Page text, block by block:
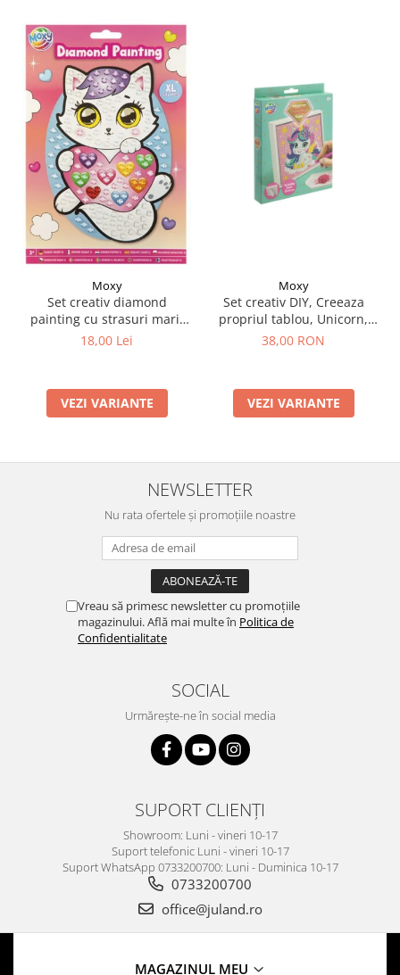
Moxy
Set creativ diamond
painting cu strasuri mari,
A5
18,00 Lei
VEZI VARIANTE
Moxy
Set creativ DIY, Creeaza
propriul tablou, Unicorn,
Moxy
38,00 RON
VEZI VARIANTE
NEWSLETTER
Nu rata ofertele și promoțiile noastre
Vreau să primesc newsletter cu promoțiile
magazinului. Află mai multe în Politica de
Confidentialitate
SOCIAL
Urmărește-ne în social media
SUPORT CLIENȚI
Showroom: Luni - vineri 10-17
Suport telefonic Luni - vineri 10-17
Suport WhatsApp 0733200700: Luni - Duminica 10-17
0733200700
office@juland.ro
MAGAZINUL MEU